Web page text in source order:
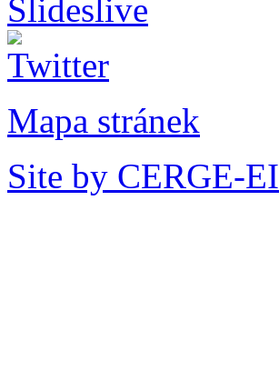
Mapa stránek
Site by CERGE-EI